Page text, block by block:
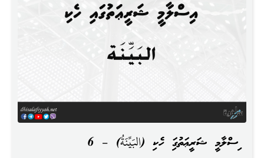
އިސްލާމީ ޝަރީޢަތުގައި ހެކި (البَيِّنَةُ) – 6